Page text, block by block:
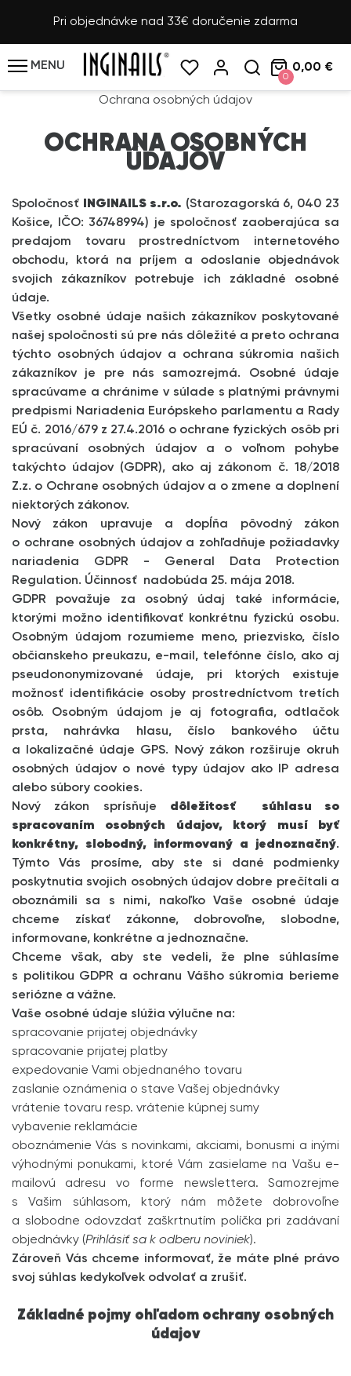
Pri objednávke nad 33€ doručenie zdarma
MENU
0
0,00 €
Ochrana osobných údajov
OCHRANA OSOBNÝCH
ÚDAJOV
Spoločnosť INGINAILS s.r.o. (Starozagorská 6, 040 23
Košice, IČO: 36748994) je spoločnosť zaoberajúca sa
predajom tovaru prostredníctvom internetového
obchodu, ktorá na príjem a odoslanie objednávok
svojich zákazníkov potrebuje ich základné osobné
údaje.
Všetky osobné údaje našich zákazníkov poskytované
našej spoločnosti sú pre nás dôležité a preto ochrana
týchto osobných údajov a ochrana súkromia našich
zákazníkov je pre nás samozrejmá. Osobné údaje
spracúvame a chránime v súlade s platnými právnymi
predpismi Nariadenia Európskeho parlamentu a Rady
EÚ č. 2016/679 z 27.4.2016 o ochrane fyzických osôb pri
spracúvaní osobných údajov a o voľnom pohybe
takýchto údajov (GDPR), ako aj zákonom č. 18/2018
Z.z. o Ochrane osobných údajov a o zmene a doplnení
niektorých zákonov.
Nový zákon upravuje a dopĺňa pôvodný zákon
o ochrane osobných údajov a zohľadňuje požiadavky
nariadenia GDPR - General Data Protection
Regulation. Účinnosť nadobúda 25. mája 2018.
GDPR považuje za osobný údaj také informácie,
ktorými možno identifikovať konkrétnu fyzickú osobu.
Osobným údajom rozumieme meno, priezvisko, číslo
občianskeho preukazu, e-mail, telefónne číslo, ako aj
pseudononymizované údaje, pri ktorých existuje
možnosť identifikácie osoby prostredníctvom tretích
osôb. Osobným údajom je aj fotografia, odtlačok
prsta, nahrávka hlasu, číslo bankového účtu
a lokalizačné údaje GPS. Nový zákon rozširuje okruh
osobných údajov o nové typy údajov ako IP adresa
alebo súbory cookies.
Nový zákon sprísňuje dôležitosť súhlasu so
spracovaním osobných údajov, ktorý musí byť
konkrétny, slobodný, informovaný a jednoznačný.
Týmto Vás prosíme, aby ste si dané podmienky
poskytnutia svojich osobných údajov dobre prečítali a
oboznámili sa s nimi, nakoľko Vaše osobné údaje
chceme získať zákonne, dobrovoľne, slobodne,
informovane, konkrétne a jednoznačne.
Chceme však, aby ste vedeli, že plne súhlasíme
s politikou GDPR a ochranu Vášho súkromia berieme
seriózne a vážne.
Vaše osobné údaje slúžia výlučne na:
spracovanie prijatej objednávky
spracovanie prijatej platby
expedovanie Vami objednaného tovaru
zaslanie oznámenia o stave Vašej objednávky
vrátenie tovaru resp. vrátenie kúpnej sumy
vybavenie reklamácie
oboznámenie Vás s novinkami, akciami, bonusmi a inými
výhodnými ponukami, ktoré Vám zasielame na Vašu e-
mailovú adresu vo forme newslettera. Samozrejme
s Vašim súhlasom, ktorý nám môžete dobrovoľne
a slobodne odovzdať zaškrtnutím políčka pri zadávaní
objednávky (Prihlásiť sa k odberu noviniek).
Zároveň Vás chceme informovať, že máte plné právo
svoj súhlas kedykoľvek odvolať a zrušiť.
Základné pojmy ohľadom ochrany osobných
údajov